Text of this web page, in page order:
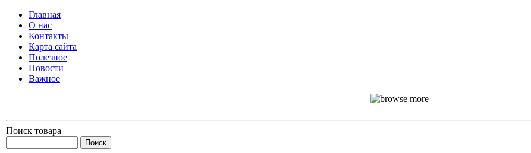
Главная
О нас
Контакты
Карта сайта
Полезное
Новости
Важное
Поиск товара